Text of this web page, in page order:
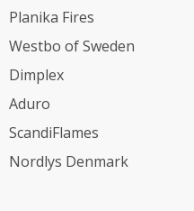
Planika Fires
Westbo of Sweden
Dimplex
Aduro
ScandiFlames
Nordlys Denmark